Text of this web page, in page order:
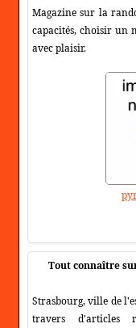
Magazine sur la
capacités, choisir un
avec plaisir.
Tout connaître
Strasbourg, ville de
travers d'articles